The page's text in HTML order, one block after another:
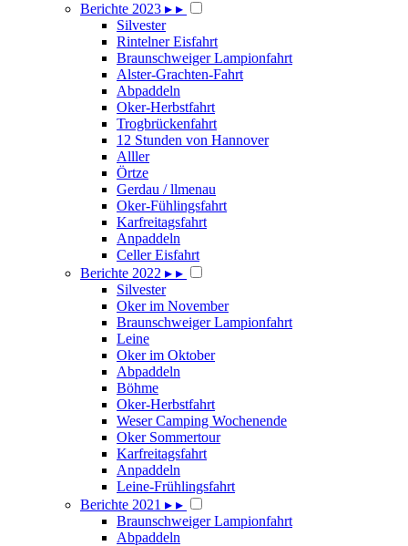
Berichte 2023 ▸ ▸
Silvester
Rintelner Eisfahrt
Braunschweiger Lampionfahrt
Alster-Grachten-Fahrt
Abpaddeln
Oker-Herbstfahrt
Trogbrückenfahrt
12 Stunden von Hannover
Alller
Örtze
Gerdau / llmenau
Oker-Fühlingsfahrt
Karfreitagsfahrt
Anpaddeln
Celler Eisfahrt
Berichte 2022 ▸ ▸
Silvester
Oker im November
Braunschweiger Lampionfahrt
Leine
Oker im Oktober
Abpaddeln
Böhme
Oker-Herbstfahrt
Weser Camping Wochenende
Oker Sommertour
Karfreitagsfahrt
Anpaddeln
Leine-Frühlingsfahrt
Berichte 2021 ▸ ▸
Braunschweiger Lampionfahrt
Abpaddeln